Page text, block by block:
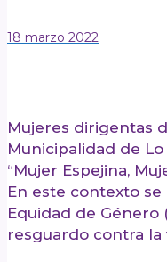
18 marzo 2022
Mujeres dirigentas
Municipalidad de
“Mujer Espejina,
En este contexto
Equidad de Género
resguardo contra la